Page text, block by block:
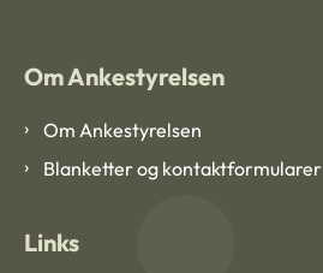
Om Ankestyrelsen
Om Ankestyrelsen
Blanketter og kontaktformularer
Links